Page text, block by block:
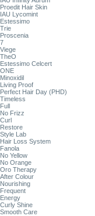
Proedit Hair Skin
IAU Lycomint
Estessimo
Trie
Proscenia
7
Viege
TheO
Estessimo Celcert
ONE
Minoxidil
Living Proof
Perfect Hair Day (PHD)
Timeless
Full
No Frizz
Curl
Restore
Style Lab
Hair Loss System
Fanola
No Yellow
No Orange
Oro Therapy
After Colour
Nourishing
Frequent
Energy
Curly Shine
Smooth Care